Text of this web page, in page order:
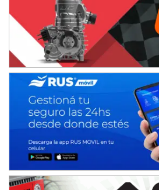
NORESTE SANTAFESINO - F6
Ciudad de Avellaneda (Asfalto)
Avellaneda (Santa Fe)
SUR SANTAFESINO - F4
José Samuel Sánchez (Tierra)
Rufino (Santa Fe)
TUCUMANO - F5
Juan Navarro (Asfalto)
El Timbó (Tucumán)